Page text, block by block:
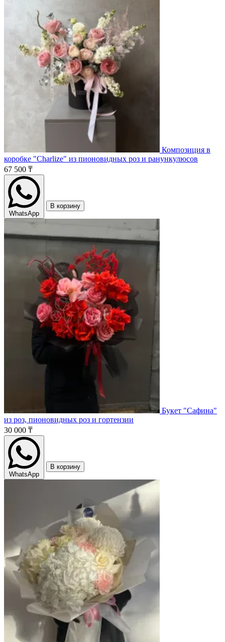
Композиция в
коробке "Charlize" из пионовидных роз и ранункулюсов
67 500 ₸
WhatsApp
В корзину
Букет "Сафина"
из роз, пионовидных роз и гортензии
30 000 ₸
WhatsApp
В корзину